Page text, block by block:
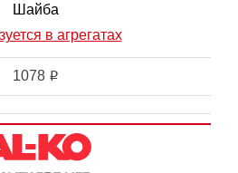
Шайба
в агрегатах
1078 i